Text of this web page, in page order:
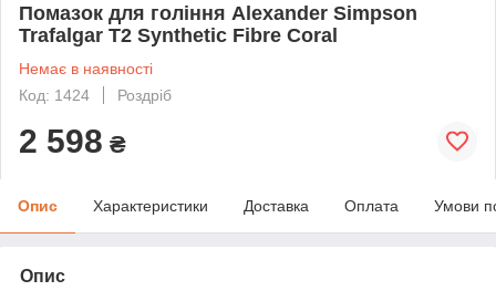
Помазок для гоління Alexander Simpson
Trafalgar T2 Synthetic Fibre Coral
Немає в наявності
Код: 1424
Роздріб
2 598 ₴
Опис Характеристики Доставка Оплата Умови
Опис